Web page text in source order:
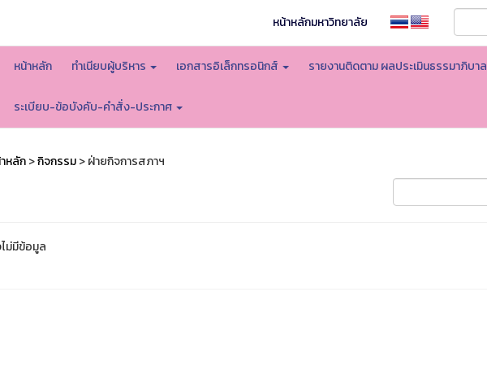
หน้าหลักมหาวิทยาลัย
หน้าหลัก ทำเนียบผู้บริหาร เอกสารอิเล็กทรอนิกส์ รายงานติดตาม ผลประเมินธรรมาภิบาล
ระเบียบ-ข้อบังคับ-คำสั่ง-ประกาศ
หลัก>กิจกรรม> ฝ่ายกิจการสภาฯ
ม่มีข้อมูล